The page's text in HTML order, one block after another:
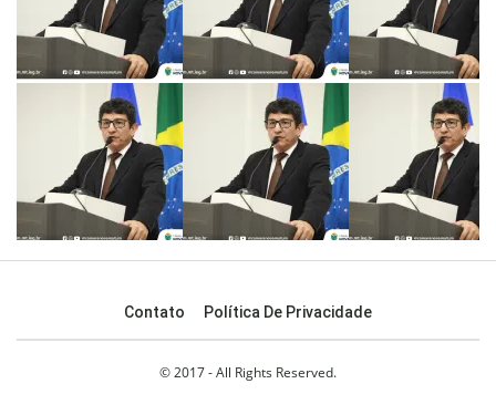
Contato Política De Privacidade
© 2017 - All Rights Reserved.